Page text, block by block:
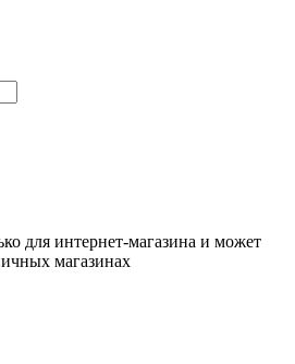
для интернет-магазина и может
магазинах